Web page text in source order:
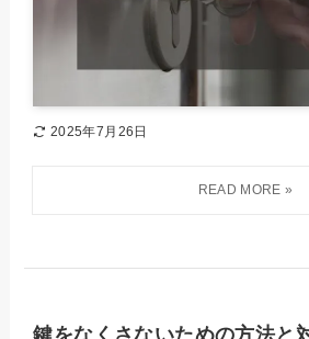
2025年7月26日
鍵をなくさないための方法と